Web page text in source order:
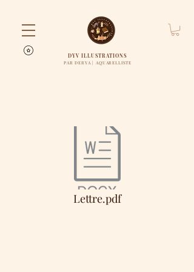
DYV ILLUSTRATIONS
PAR DERYA | AQUARELLISTE
Lettre.pdf